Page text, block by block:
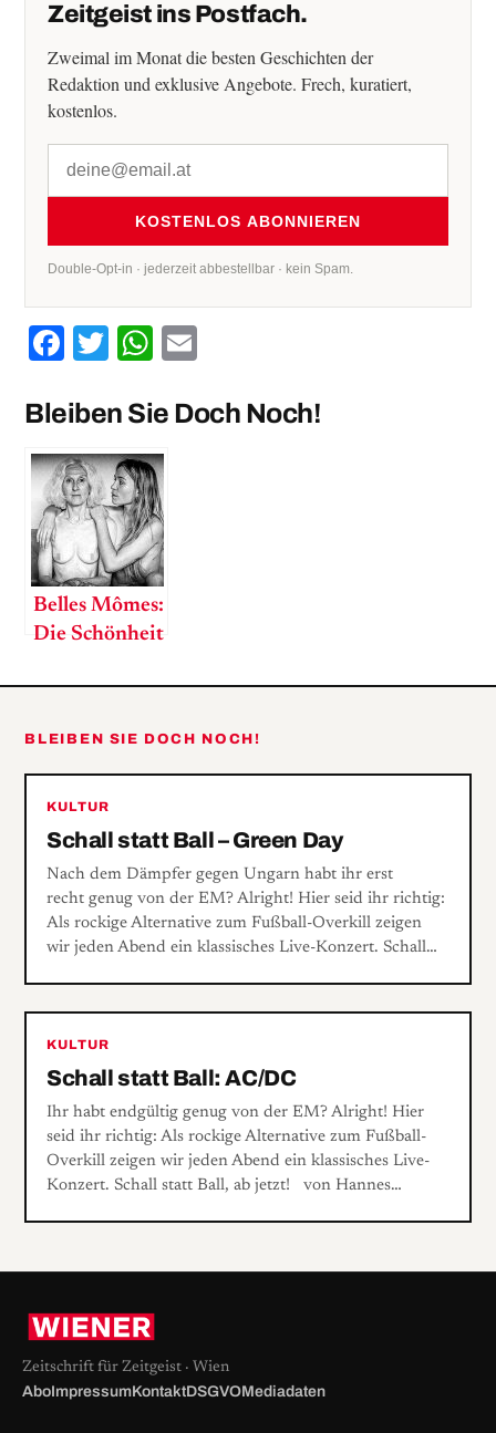
Zeitgeist ins Postfach.
Zweimal im Monat die besten Geschichten der
Redaktion und exklusive Angebote. Frech, kuratiert,
kostenlos.
KOSTENLOS ABONNIEREN
Double-Opt-in · jederzeit abbestellbar · kein Spam.
Facebook
TwitterWhatsApp
Bleiben Sie Doch Noch!
Belles Mômes:
Die Schönheit
BLEIBEN SIE DOCH NOCH!
KULTUR
Schall statt Ball – Green Day
Nach dem Dämpfer gegen Ungarn habt ihr erst
recht genug von der EM? Alright! Hier seid ihr richtig:
Als rockige Alternative zum Fußball-Overkill zeigen
wir jeden Abend ein klassisches Live-Konzert. Schall…
KULTUR
Schall statt Ball: AC/DC
Ihr habt endgültig genug von der EM? Alright! Hier
seid ihr richtig: Als rockige Alternative zum Fußball-
Overkill zeigen wir jeden Abend ein klassisches Live-
Konzert. Schall statt Ball, ab jetzt! von Hannes…
Zeitschrift für Zeitgeist · Wien
AboImpressumKontaktDSGVOMediadaten